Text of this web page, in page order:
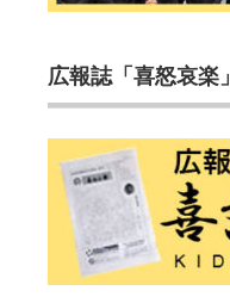
広報誌「喜怒哀楽」